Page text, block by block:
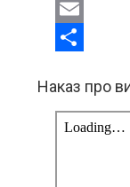
Facebook
Email
Наказ про